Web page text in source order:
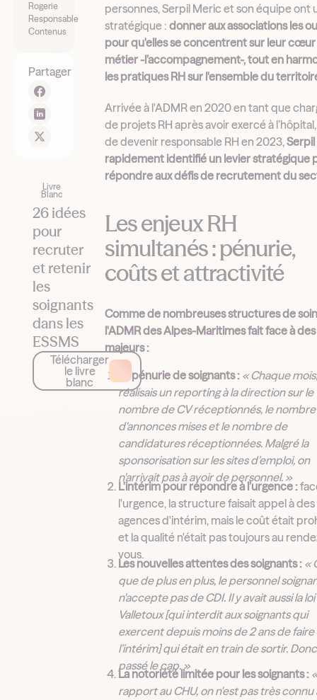
Rogerie
Responsable
Contenus
Partager
Livre
Blanc
26 idées
pour
recruter
et retenir
les
soignants
dans les
ESSMS
Télécharger
le livre
blanc
personnes, Serpil Meric et son équipe ont
stratégique :donner aux associations les
pour qu'elles se concentrent sur leur
métier -l’accompagnement-, tout en
les pratiques RH sur l'ensemble du
Arrivée à l'ADMR en 2020 en tant que
de projets RH après avoir exercé à
de devenir responsable RH en 2023,Serpil
rapidement identifié un levier stratégique
répondre aux défis de recrutement du
Les enjeux RH
simultanés : pénurie,
coûts et attractivité
Comme de nombreuses structures de
l'ADMR des Alpes-Maritimes fait face à
majeurs :
La pénurie de soignants : « Chaque
réalisais un reporting à la direction sur le
nombre de CV réceptionnés, le nombre
d'annonces mises et le nombre de
candidatures réceptionnées. Malgré la
sponsorisation sur les sites d’emploi, on
n'arrivait pas à avoir de personnel. »
L'intérim pour répondre à l’urgence :
l'urgence, la structure faisait appel à des
agences d'intérim, mais le coût était
et la qualité n'était pas toujours au
vous.
Les nouvelles attentes des soignants : «
que de plus en plus, le personnel
n'accepte pas de CDI. Il y avait aussi la loi
Valletoux [qui interdit aux soignants qui
exercent depuis moins de 2 ans de
l’intérim] qui était en train de sortir.
passé le cap. »
La notoriété limitée pour les soignants :
rapport au CHU, on n'est pas très connu